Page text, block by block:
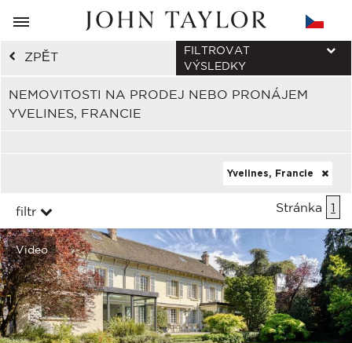
ZPĚT
NEMOVITOSTI NA PRODEJ NEBO PRONÁJEM
YVELINES, FRANCIE
FILTROVAT
VÝSLEDKY
Yvelines, Francie
filtr Stránka 1
Video